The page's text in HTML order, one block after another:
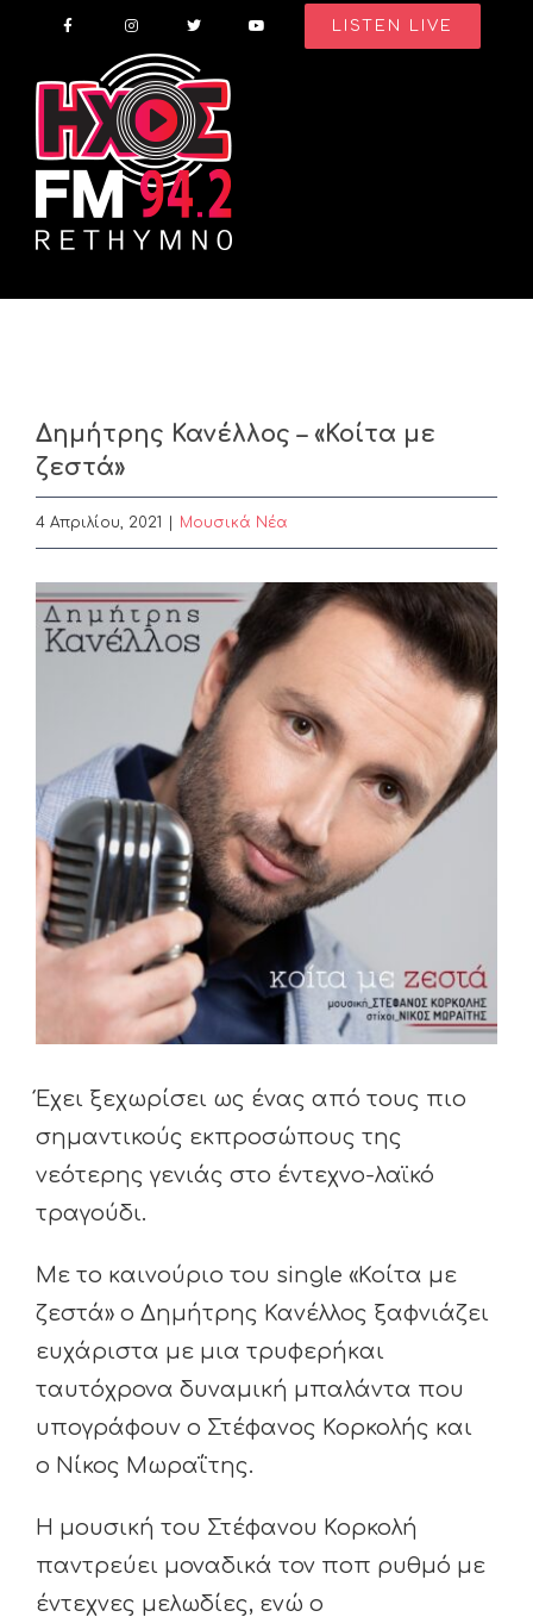
content
LISTEN LIVE
Δημήτρης Κανέλλος – «Κοίτα με
ζεστά»
4 Απριλίου, 2021 Μουσικά Νέα
View
Larger
Έχει ξεχωρίσει ως ένας από τους πιο
σημαντικούς εκπροσώπους της
νεότερης γενιάς στο έντεχνο-λαϊκό
τραγούδι.
Με το καινούριο του single «Κοίτα με
ζεστά» ο Δημήτρης Κανέλλος ξαφνιάζει
ευχάριστα με μια τρυφερήκαι
ταυτόχρονα δυναμική μπαλάντα που
υπογράφουν ο Στέφανος Κορκολής και
ο Νίκος Μωραΐτης.
Η μουσική του Στέφανου Κορκολή
παντρεύει μοναδικά τον ποπ ρυθμό με
έντεχνες μελωδίες, ενώ ο